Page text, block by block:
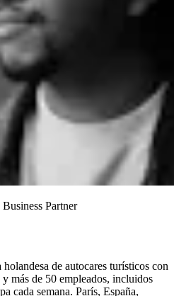
Partner
holandesa de autocares turísticos con
más de 50 empleados, incluidos
cada semana. París, España,